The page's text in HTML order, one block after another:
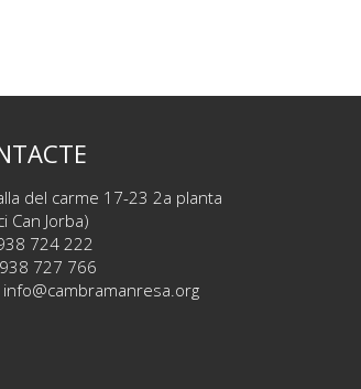
del carme 17-23 2a planta
Can Jorba)
724 222
727 766
info@cambramanresa.org